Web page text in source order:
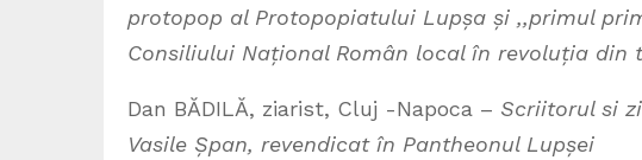
protopop al Protopopiatului Lupșa și ,,primul
Consiliului Național Român local în revoluția din
Dan BĂDILĂ, ziarist, Cluj -Napoca – Scriitorul si
Vasile Șpan, revendicat în Pantheonul Lupșei